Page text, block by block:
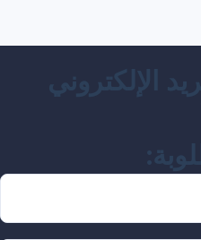
الإلكتروني